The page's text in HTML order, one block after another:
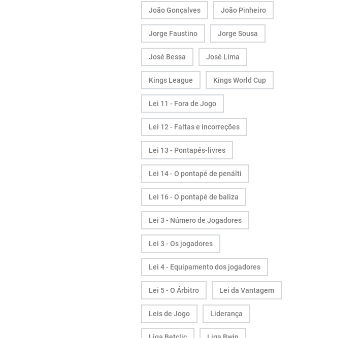
João Gonçalves João Pinheiro
Jorge Faustino Jorge Sousa
José Bessa José Lima
Kings League Kings World Cup
Lei 11 - Fora de Jogo
Lei 12 - Faltas e incorreções
Lei 13 - Pontapés-livres
Lei 14 - O pontapé de penálti
Lei 16 - O pontapé de baliza
Lei 3 - Número de Jogadores
Lei 3 - Os jogadores
Lei 4 - Equipamento dos jogadores
Lei 5 - O Árbitro Lei da Vantagem
Leis de Jogo Liderança